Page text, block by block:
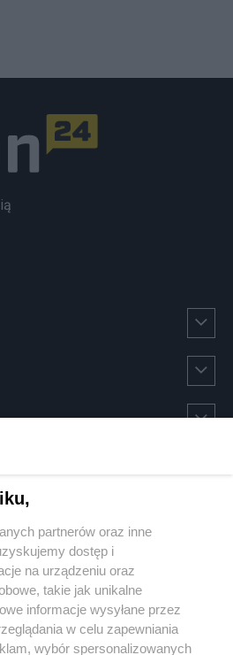
partnerów oraz inne
dostęp i
na urządzeniu oraz
takie jak unikalne
informacje wysyłane przez
w celu zapewniania
wybór spersonalizowanych